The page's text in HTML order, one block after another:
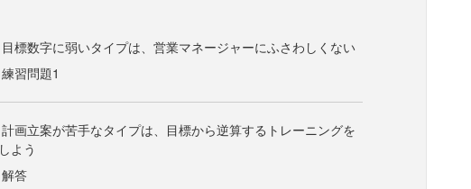
目標数字に弱いタイプは、営業マネージャーにふさわしくない
練習問題1
計画立案が苦手なタイプは、目標から逆算するトレーニングを
しよう
解答